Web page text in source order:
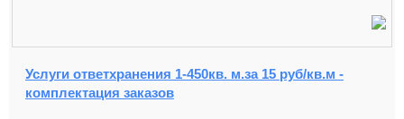
Услуги ответхранения 1-450кв. м.за 15 руб/кв.м -
комплектация заказов